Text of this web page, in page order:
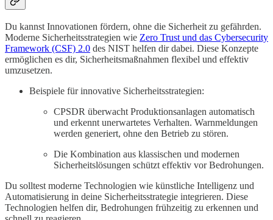
Du kannst Innovationen fördern, ohne die Sicherheit zu gefährden.
Moderne Sicherheitsstrategien wie Zero Trust und das Cybersecurity
Framework (CSF) 2.0 des NIST helfen dir dabei. Diese Konzepte
ermöglichen es dir, Sicherheitsmaßnahmen flexibel und effektiv
umzusetzen.
Beispiele für innovative Sicherheitsstrategien:
CPSDR überwacht Produktionsanlagen automatisch
und erkennt unerwartetes Verhalten. Warnmeldungen
werden generiert, ohne den Betrieb zu stören.
Die Kombination aus klassischen und modernen
Sicherheitslösungen schützt effektiv vor Bedrohungen.
Du solltest moderne Technologien wie künstliche Intelligenz und
Automatisierung in deine Sicherheitsstrategie integrieren. Diese
Technologien helfen dir, Bedrohungen frühzeitig zu erkennen und